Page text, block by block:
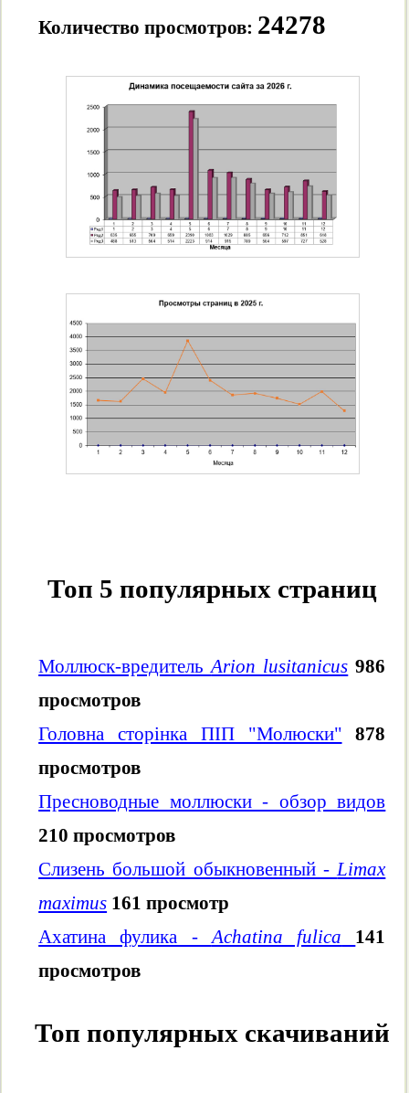
Количество просмотров: 24278
Топ 5 популярных страниц
Моллюск-вредительArion lusitanicus 986
просмотров
Головна сторінка ПІП "Молюски"
878
просмотров
Пресноводные моллюски - обзор видов
210 просмотров
Слизень большой обыкновенный - Limax
maximus 161 просмотр
Ахатина фулика - Achatina fulica
141
просмотров
Топ популярных скачиваний